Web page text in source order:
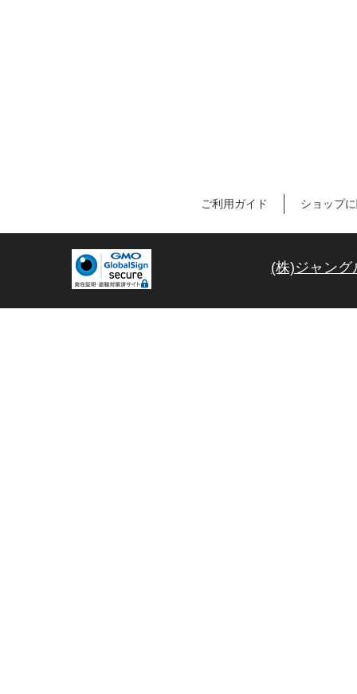
ご利用ガイド ショップ
(株)ジャング